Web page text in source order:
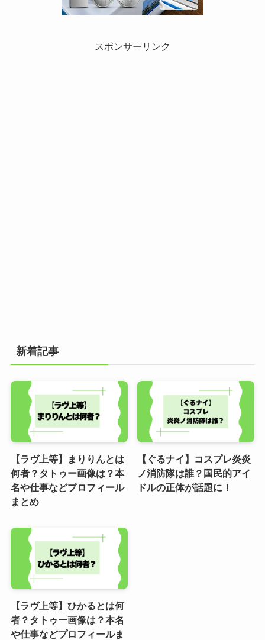
スポンサーリンク
新着記事
【ラヴ上等】まりりんとは
何者？タトゥー画像は？本
名や仕事などプロフィール
まとめ
【ぐるナイ】コスプレ炎炎
ノ消防隊は誰？国民的アイ
ドルの正体が話題に！
【ラヴ上等】ひかるとは何
者？タトゥー画像は？本名
や仕事などプロフィールま